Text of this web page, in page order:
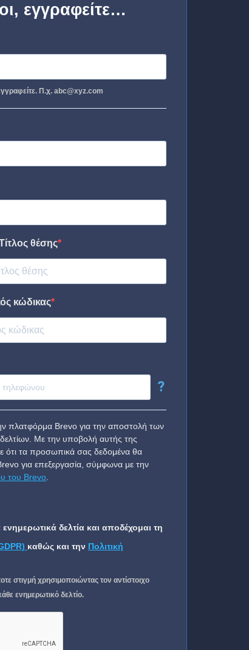
εγγραφείτε…
Π.χ. abc@xyz.com
θέσης
κώδικας
?
πλατφόρμα Brevo για την αποστολή των
Με την υποβολή αυτής της
ότι τα προσωπικά σας δεδομένα θα
για επεξεργασία, σύμφωνα με την
του Brevo
δελτία και αποδέχομαι τη
καθώς και την Πολιτική
στιγμή χρησιμοποιώντας τον αντίστοιχο
ενημερωτικό δελτίο.